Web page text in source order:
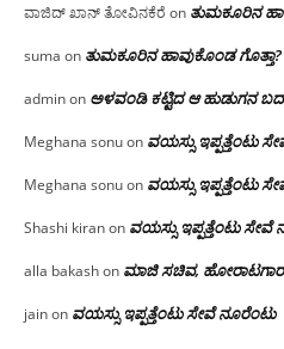
ವಾಜಿದ್ ಖಾನ್ ತೋವಿನಕೆರೆ on ತುಮಕೂರಿನ
suma on ತುಮಕೂರಿನ ಹಾವುಕೊಂಡ ಗೊತ್ತಾ?
adminon ಅಳವಂಡಿ ಕಟ್ಟಿದ ಆ ಹುಡುಗನ
Meghana sonuon ವಯಸ್ಸು ಇಪ್ಪತ್ತೆಂಟು
Meghana sonuon ವಯಸ್ಸು ಇಪ್ಪತ್ತೆಂಟು
Shashi kiranon ವಯಸ್ಸು ಇಪ್ಪತ್ತೆಂಟು ಸೇವೆ
alla bakashon ಮಾಜಿ ಸಚಿವ, ಹೋರಾಟಗಾರ
jainon ವಯಸ್ಸು ಇಪ್ಪತ್ತೆಂಟು ಸೇವೆ ನೂರೆಂಟು